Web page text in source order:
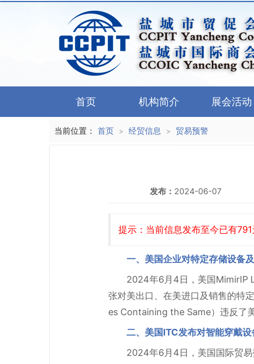
首页 机构简介 展会活动
当前位置： 首页 > 经贸信息 > 贸易预警
发布： 2024-06-07
提示：当前信息发布至今已有
一、美国企业对特定存储设备
2024年6月4日，美国MimirIP
张对美出口、在美进口及销售的特
es Containing the Same）违反了
二、美国ITC发布对智能穿戴
2024年6月4日，美国国际贸